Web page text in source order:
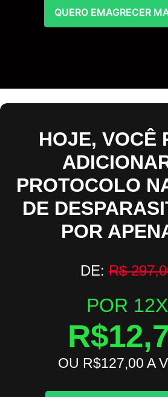
QUERO EMAGRECER
HOJE, VOCÊ
PROTOCOLO
DE
POR
DE:R$
POR 12X
OU R$127,00 A